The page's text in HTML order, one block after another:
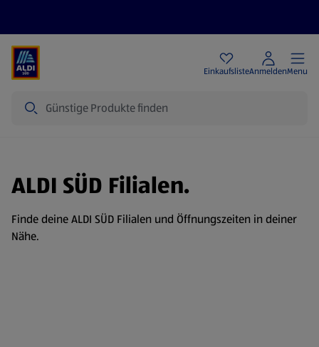
EinkaufslisteAnmeldenMenu
ALDI SÜD Filialen.
Finde deine ALDI SÜD Filialen und Öffnungszeiten in deiner
Nähe.